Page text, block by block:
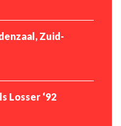
Zuid-
Losser ‘92